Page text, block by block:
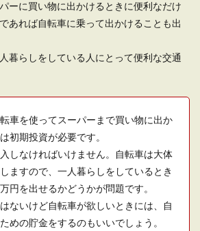
一人暮らしの猫はかわいそう？猫は孤
いと思うでしょう。 猫との暮らしは楽しいでしょ
うが、...
一人暮らしが不安でも30歳なら一人暮
らしをした方がメリット大
ーに買い物に出かけるときに便利なだけ
あれば自転車に乗って出かけることも出
暮らしをしている人にとって便利な交通
車を使ってスーパーまで買い物に出か
初期投資が必要です。
しなければいけません。自転車は大体
ますので、一人暮らしをしているとき
円を出せるかどうかが問題です。
ないけど自転車が欲しいときには、自
めの貯金をするのもいいでしょう。